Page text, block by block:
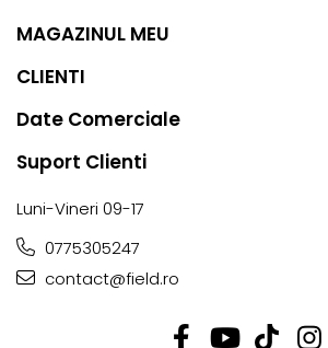
MAGAZINUL MEU
CLIENTI
Date Comerciale
Suport Clienti
Luni-Vineri 09-17
0775305247
contact@field.ro